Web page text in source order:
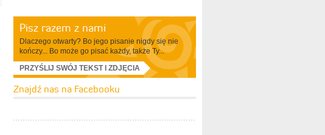
Pisz razem z nami
Dlaczego otwarty? Bo jego pisanie nigdy się nie
kończy... Bo może go pisać każdy, także Ty...
PRZYŚLIJ SWÓJ TEKST I ZDJĘCIA
Znajdź nas na Facebooku